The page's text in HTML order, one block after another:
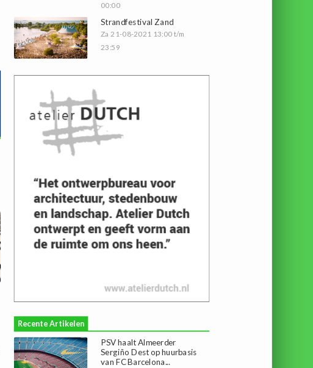
00:00
Strandfestival Zand
Za 21-08-2021 13:00 t/m
23:59
Recente Artikelen
PSV haalt Almeerder
Sergiño Dest op huurbasis
van FC Barcelona...